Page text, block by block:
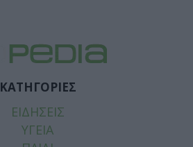
ΚΑΤΗΓΟΡΙΕΣ
ΕΙΔΗΣΕΙΣ
ΥΓΕΙΑ